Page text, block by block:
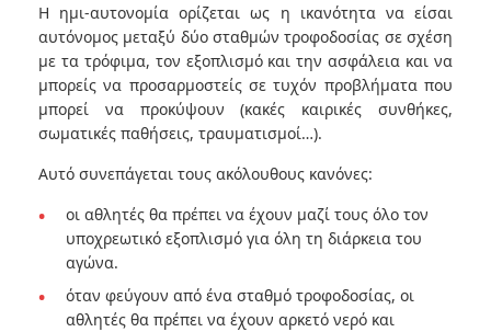
Η ημι-αυτονομία ορίζεται ως η ικανότητα να είσαι
αυτόνομος μεταξύ δύο σταθμών τροφοδοσίας σε σχέση
με τα τρόφιμα, τον εξοπλισμό και την ασφάλεια και να
μπορείς να προσαρμοστείς σε τυχόν προβλήματα που
μπορεί να προκύψουν (κακές καιρικές συνθήκες,
σωματικές παθήσεις, τραυματισμοί…).
Αυτό συνεπάγεται τους ακόλουθους κανόνες:
οι αθλητές θα πρέπει να έχουν μαζί τους όλο τον
υποχρεωτικό εξοπλισμό για όλη τη διάρκεια του
αγώνα.
όταν φεύγουν από ένα σταθμό τροφοδοσίας, οι
αθλητές θα πρέπει να έχουν αρκετό νερό και